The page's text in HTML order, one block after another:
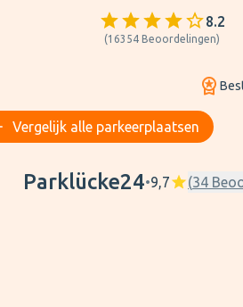
8.2
(16354 Beoordelingen)
Vergelijk alle parkeerplaatsen
Parklücke24•9,7 (34